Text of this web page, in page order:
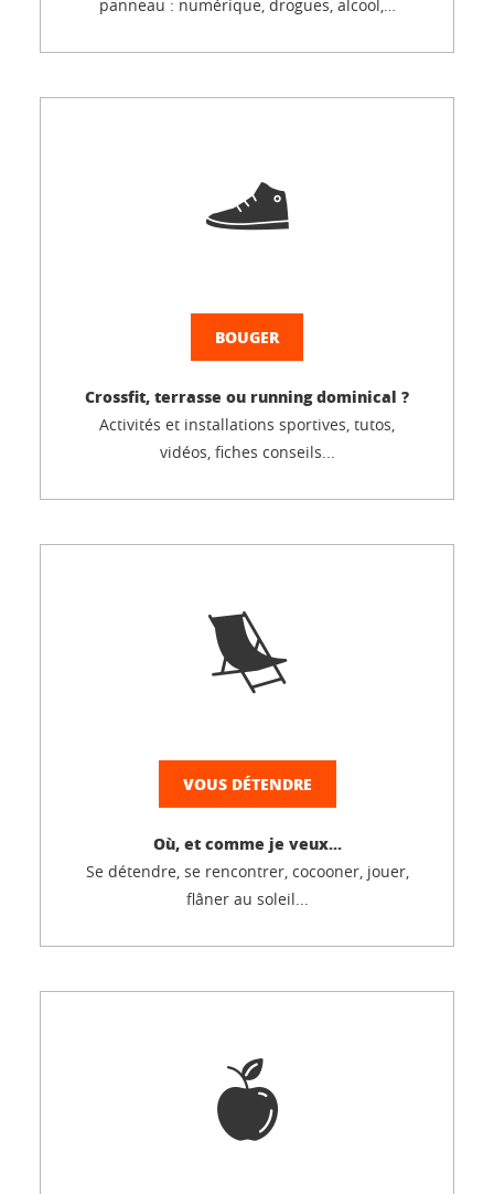
panneau : numérique, drogues, alcool,…
BOUGER
Crossfit, terrasse ou running dominical ?
Activités et installations sportives, tutos,
vidéos, fiches conseils...
VOUS DÉTENDRE
Où, et comme je veux...
Se détendre, se rencontrer, cocooner, jouer,
flâner au soleil...